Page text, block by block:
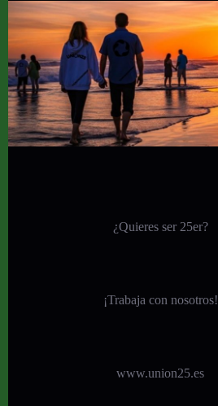
¿Quieres ser 25er?
¡Trabaja con nosotros!
www.union25.es